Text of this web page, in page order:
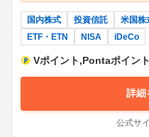
で売り買いのタイミング
の好調な米国株市場を考
株の混合、国内株のみ・
んでいた機能の1つ。もは
ーザーフレンドリーなツ
げたリサーチ力がネット
るでしょう。言うまでも
国内株式 投資信託 米国株
ETF・ETN
NISA iDeCo
Vポイント,Pontaポイント
詳細
公式サ